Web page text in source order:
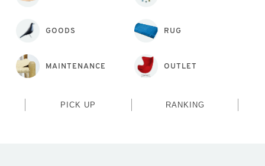
GOODS RUG
MAINTENANCE OUTLET
PICK UP RANKING